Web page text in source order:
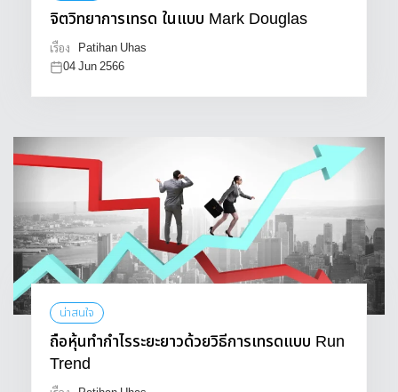
จิตวิทยาการเทรด ในแบบ Mark Douglas
เรื่อง
Patihan Uhas
04 Jun 2566
น่าสนใจ
ถือหุ้นทำกำไรระยะยาวด้วยวิธีการเทรดแบบ Run
Trend